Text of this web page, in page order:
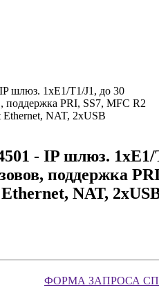
шлюз. 1xE1/T1/J1, до 30
поддержка PRI, SS7, MFC R2
NAT, 2xUSB
- IP шлюз. 1xE1/
поддержка
NAT,
ФОРМА ЗАПРОСА